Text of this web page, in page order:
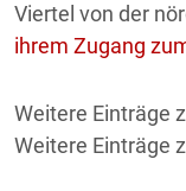
Viertel von der
ihrem Zugang
Weitere Einträge
Weitere Einträge